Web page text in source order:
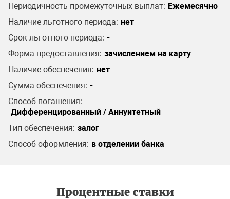
Периодичность промежуточных выплат: Ежемесячно
Наличие льготного периода: нет
Срок льготного периода: -
Форма предоставления: зачислением на карту
Наличие обеспечения: нет
Сумма обеспечения: -
Способ погашения:
Дифференцированный / Аннуитетный
Тип обеспечения: залог
Способ оформления: в отделении банка
Процентные ставки